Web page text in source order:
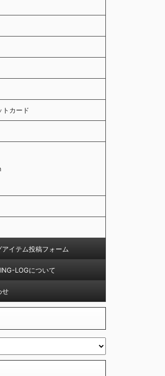
トカード
アイテム投稿フォーム
LOGについて
せ